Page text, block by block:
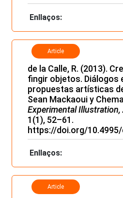
Enllaços:
Article
de la Calle, R. (2013).
fingir objetos. Diálogos
propuestas artísticas
Sean Mackaoui y
Experimental Illustration,
1(1), 52–61.
https://doi.org/10.4995/
Enllaços:
Article